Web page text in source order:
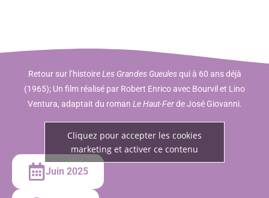
Retour sur l’histoireLes Grandes Gueulesqui à 60 ans déjà
(1965); Un film réalisé par Robert Enrico avec Bourvil et Lino
Ventura, adaptait du roman Le Haut-Ferde José Giovanni.
Cliquez pour accepter les cookies
marketing et activer ce contenu
Juin 2025